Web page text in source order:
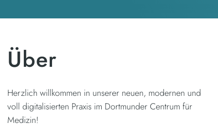
Über
Herzlich willkommen in unserer neuen, modernen und
voll digitalisierten Praxis im Dortmunder Centrum für
Medizin!